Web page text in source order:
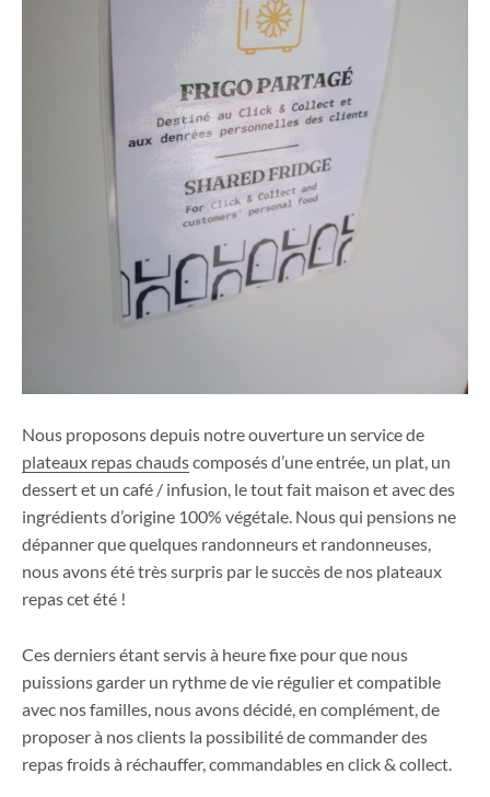
Nous proposons depuis notre ouverture un service de
plateaux repas chaudscomposés d’une entrée, un plat, un
dessert et un café / infusion, le tout fait maison et avec des
ingrédients d’origine 100% végétale. Nous qui pensions ne
dépanner que quelques randonneurs et randonneuses,
nous avons été très surpris par le succès de nos plateaux
repas cet été !
Ces derniers étant servis à heure fixe pour que nous
puissions garder un rythme de vie régulier et compatible
avec nos familles, nous avons décidé, en complément, de
proposer à nos clients la possibilité de commander des
repas froids à réchauffer, commandables en click & collect.